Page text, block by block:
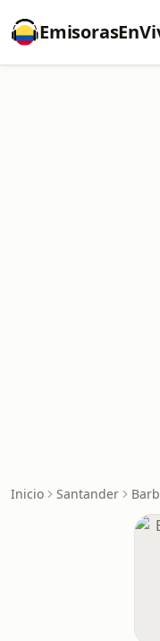
Inicio Santander